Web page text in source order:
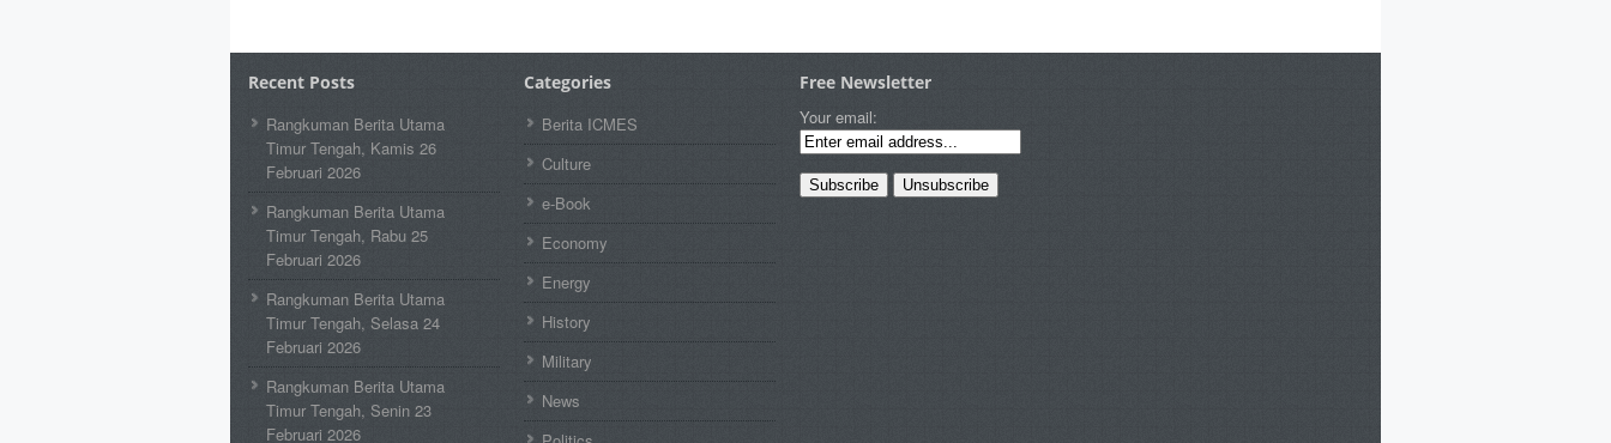
Recent Posts
Rangkuman Berita Utama
Timur Tengah, Kamis 26
Februari 2026
Rangkuman Berita Utama
Timur Tengah, Rabu 25
Februari 2026
Rangkuman Berita Utama
Timur Tengah, Selasa 24
Februari 2026
Rangkuman Berita Utama
Timur Tengah, Senin 23
Februari 2026
Categories
Berita ICMES
Culture
e-Book
Economy
Energy
History
Military
News
Free Newsletter
Your email: